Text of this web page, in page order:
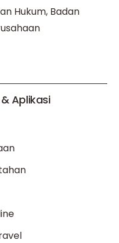
Hukum, Badan
Aplikasi